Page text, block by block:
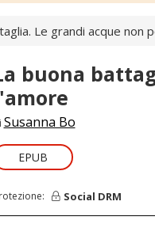
Le grandi acque non
buona
Susanna Bo
EPUB
Social DRM